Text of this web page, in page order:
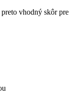
vhodný skôr pre